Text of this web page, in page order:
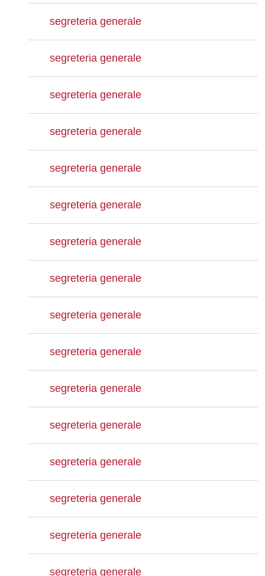
segreteria generale
segreteria generale
segreteria generale
segreteria generale
segreteria generale
segreteria generale
segreteria generale
segreteria generale
segreteria generale
segreteria generale
segreteria generale
segreteria generale
segreteria generale
segreteria generale
segreteria generale
segreteria generale